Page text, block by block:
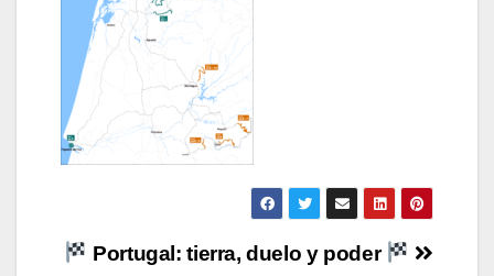
Navegación
Portugal: tierra, duelo y poder